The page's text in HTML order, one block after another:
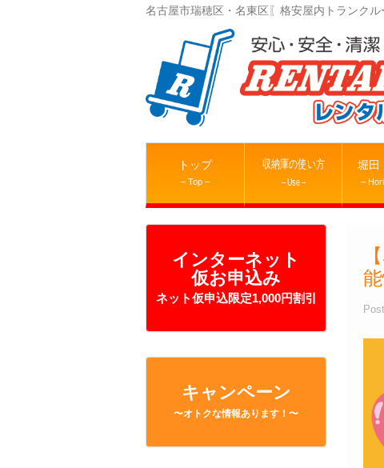
名古屋市瑞穂区・名東区〖格安屋内トランク
トップ
– Top –
収納庫の使い方
– Use –
堀田
–
インターネット
仮お申込み
ネット仮申込限定1,000円割引
キャンペーン
〜オトクな情報あります！〜
能